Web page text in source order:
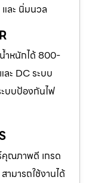
ละ นิ่มนวล
ำหนักได้ 800-
ะ DC ระบบ
บบป้องกันไฟ
คุณภาพดี เกรด
ามารถใช้งานได้